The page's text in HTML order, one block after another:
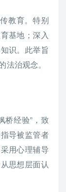
教育。特别
基地；深入
识。此举旨
治观念。
桥经验”，致
导被监管者
用心理辅导
思想层面认